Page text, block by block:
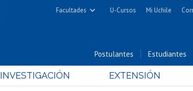
Facultades
Cs. Físicas y Matemáticas
Cs. Químicas y Farmacéuticas
U-Cursos Mi Uchile
Postulantes Estudiantes
INVESTIGACIÓN EXTENSIÓN